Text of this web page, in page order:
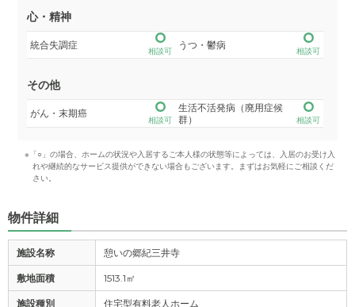
心・精神
統合失調症
相談可
うつ・鬱病
相談可
その他
がん・末期癌
相談可
生活不活発病（廃用症候
群）
相談可
※「○」の場合、ホームの状況や入居するご本人様の状態等によっては、入居のお受け入
れや継続的なサービス提供ができない場合もございます。まずはお気軽にご相談くだ
さい。
物件詳細
施設名称 憩いの郷紀三井寺
敷地面積 1513.1㎡
施設種別 住宅型有料老人ホーム